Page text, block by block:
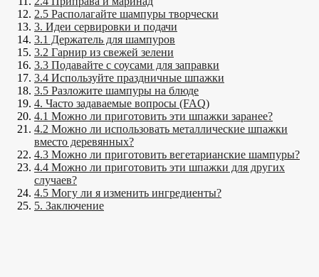
2.5 Располагайте шампуры творчески
3. Идеи сервировки и подачи
3.1 Держатель для шампуров
3.2 Гарнир из свежей зелени
3.3 Подавайте с соусами для заправки
3.4 Используйте праздничные шпажки
3.5 Разложите шампуры на блюде
4. Часто задаваемые вопросы (FAQ)
4.1 Можно ли приготовить эти шпажки заранее?
4.2 Можно ли использовать металлические шпажки
вместо деревянных?
4.3 Можно ли приготовить вегетарианские шампуры?
4.4 Можно ли приготовить эти шпажки для других
случаев?
4.5 Могу ли я изменить ингредиенты?
5. Заключение